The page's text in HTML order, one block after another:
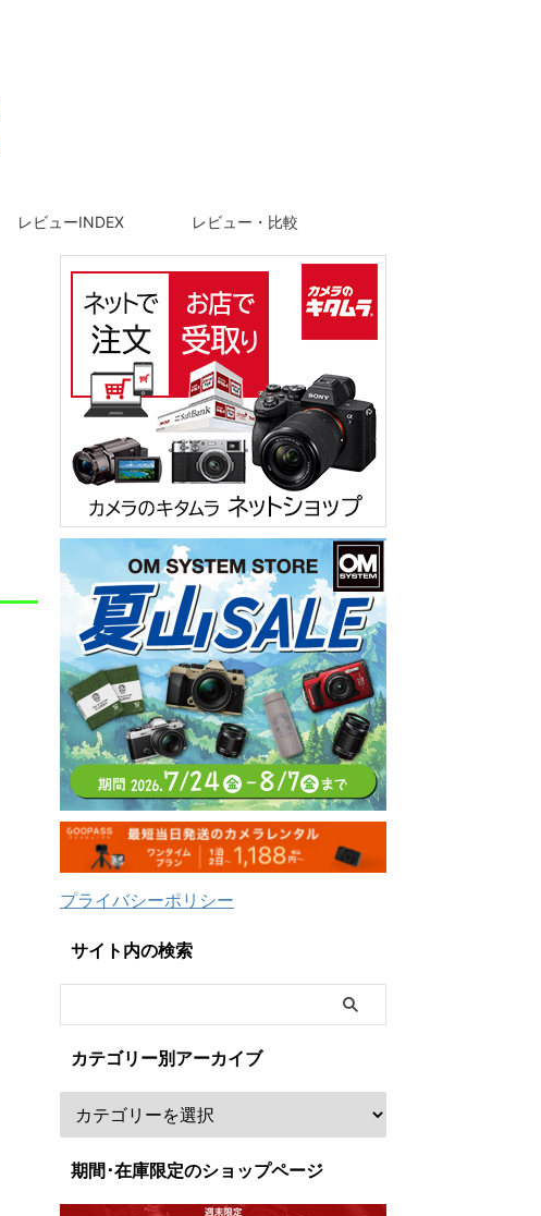
レビューINDEX レビュー・比較
プライバシーポリシー
サイト内の検索
カテゴリー別アーカイブ
期間･在庫限定のショップページ